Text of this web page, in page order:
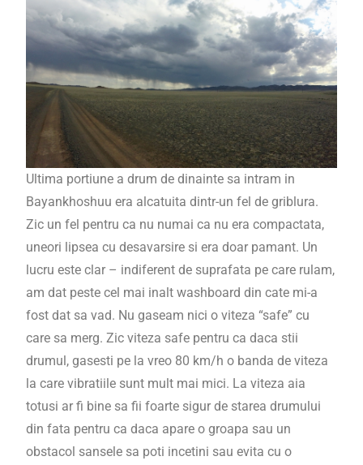
Ultima portiune a drum de dinainte sa intram in
Bayankhoshuu era alcatuita dintr-un fel de griblura.
Zic un fel pentru ca nu numai ca nu era compactata,
uneori lipsea cu desavarsire si era doar pamant. Un
lucru este clar – indiferent de suprafata pe care rulam,
am dat peste cel mai inalt washboard din cate mi-a
fost dat sa vad. Nu gaseam nici o viteza “safe” cu
care sa merg. Zic viteza safe pentru ca daca stii
drumul, gasesti pe la vreo 80 km/h o banda de viteza
la care vibratiile sunt mult mai mici. La viteza aia
totusi ar fi bine sa fii foarte sigur de starea drumului
din fata pentru ca daca apare o groapa sau un
obstacol sansele sa poti incetini sau evita cu o